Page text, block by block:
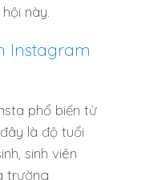
này.
Instagram
phổ biến từ
là độ tuổi
sinh viên
trường